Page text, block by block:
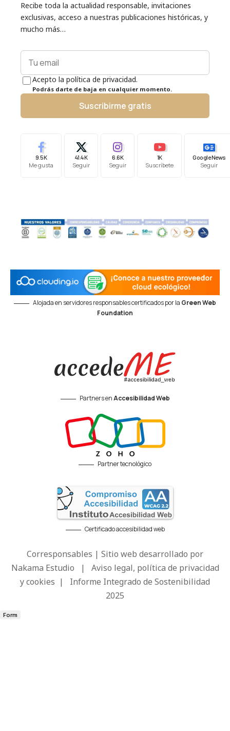
Recibe toda la actualidad responsable, invitaciones
exclusivas, acceso a nuestras publicaciones históricas, y
mucho más…
Acepto la política de privacidad.
Podrás darte de baja en cualquier momento.
Suscribirme gratis
9.5K
Me gusta
41.4K
Seguir
6.6K
Seguir
1K
Suscríbete
Google News
Seguir
Alojada en servidores responsables certificados por la Green Web
Foundation
Partners enAccesibilidad Web
Partner tecnológico
Certificado accesibilidad web
Corresponsables | Sitio web desarrollado por
Nakama Estudio | Aviso legal, política de privacidad
y cookies | Informe Integrado de Sostenibilidad
2025
Form